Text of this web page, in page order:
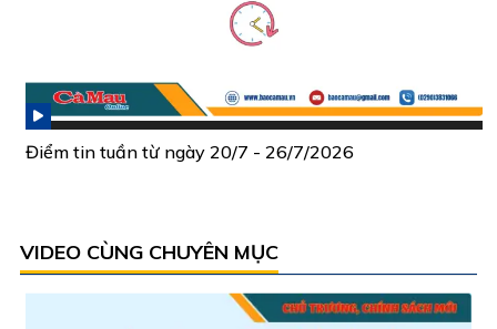
Điểm tin tuần từ ngày 20/7 - 26/7/2026
VIDEO CÙNG CHUYÊN MỤC